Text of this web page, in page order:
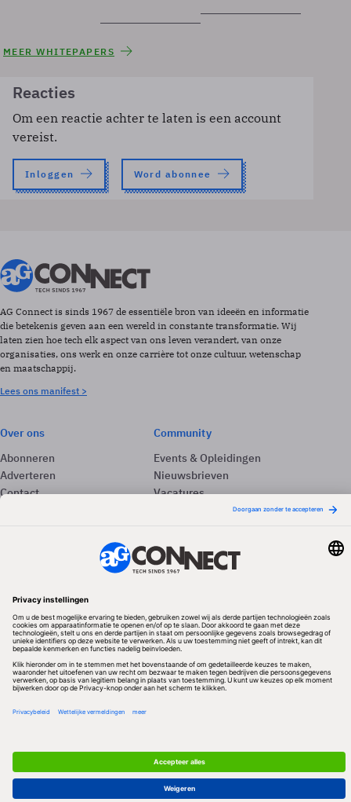
MEER WHITEPAPERS
Reacties
Om een reactie achter te laten is een account
vereist.
Inloggen Word abonnee
AG Connect is sinds 1967 de essentiële bron van ideeën en informatie
die betekenis geven aan een wereld in constante transformatie. Wij
laten zien hoe tech elk aspect van ons leven verandert, van onze
organisaties, ons werk en onze carrière tot onze cultuur, wetenschap
en maatschappij.
Lees ons manifest >
Over ons
Abonneren
Adverteren
Contact
Community
Events & Opleidingen
Nieuwsbrieven
Vacatures
Redactionele partner